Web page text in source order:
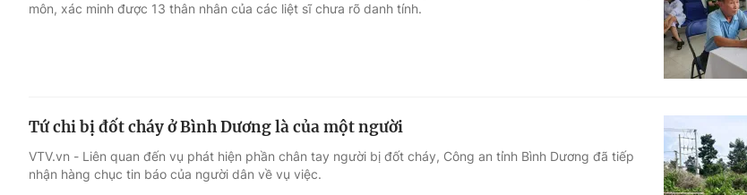
môn, xác minh được 13 thân nhân của các liệt sĩ chưa rõ danh tính.
Tứ chi bị đốt cháy ở Bình Dương là của một người
VTV.vn - Liên quan đến vụ phát hiện phần chân tay người bị đốt cháy, Công an tỉnh Bình Dương đã tiếp
nhận hàng chục tin báo của người dân về vụ việc.